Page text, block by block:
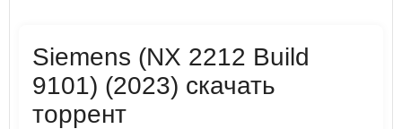
Siemens (NX 2212 Build
9101) (2023) скачать
торрент